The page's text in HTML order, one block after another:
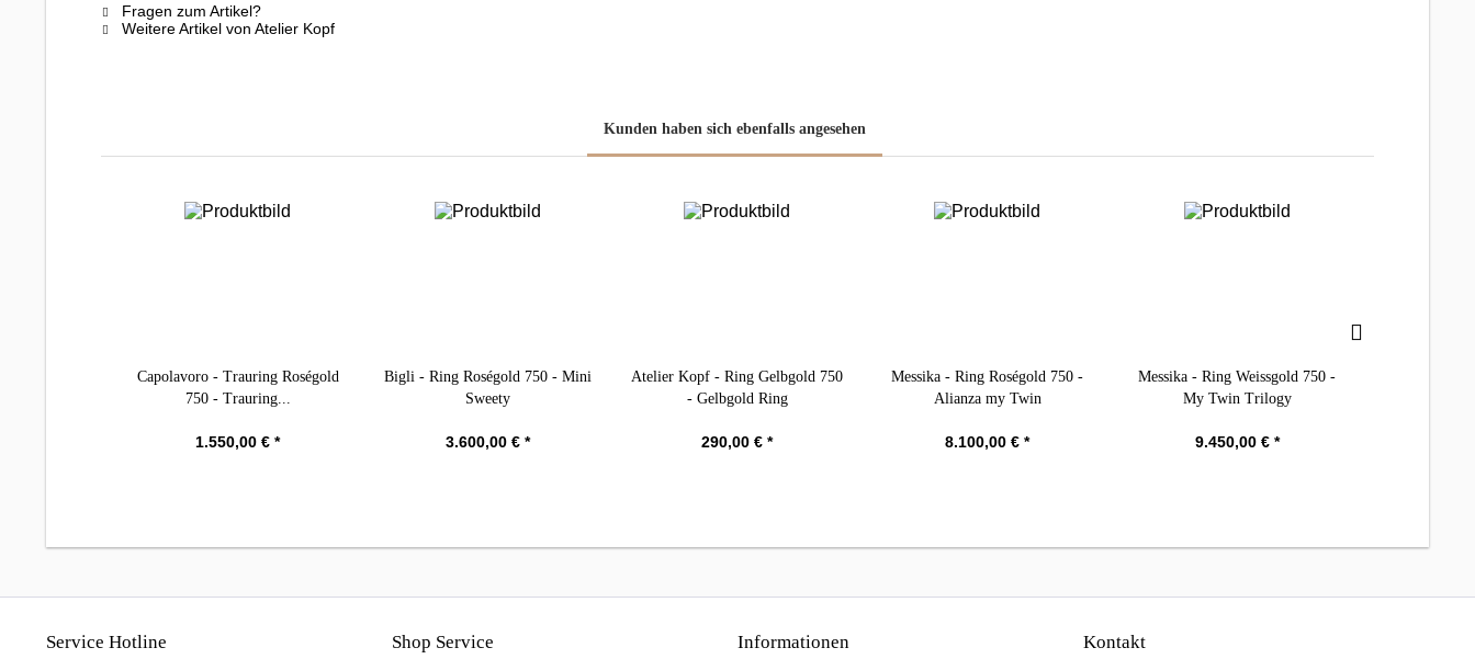
Fragen zum Artikel?
Weitere Artikel von Atelier Kopf
Kunden haben sich ebenfalls angesehen
Capolavoro - Trauring Roségold
750 - Trauring...
1.550,00 € *
Bigli - Ring Roségold 750 - Mini
Sweety
3.600,00 € *
Atelier Kopf - Ring Gelbgold 750
- Gelbgold Ring
290,00 € *
Messika - Ring Roségold 750 -
Alianza my Twin
8.100,00 € *
Messika - Ring Weissgold 750 -
My Twin Trilogy
9.450,00 € *
Service Hotline Shop Service Informationen Kontakt